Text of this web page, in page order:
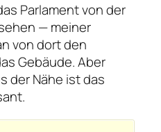
Parlament von der
— meiner
von dort den
Gebäude. Aber
der Nähe ist das